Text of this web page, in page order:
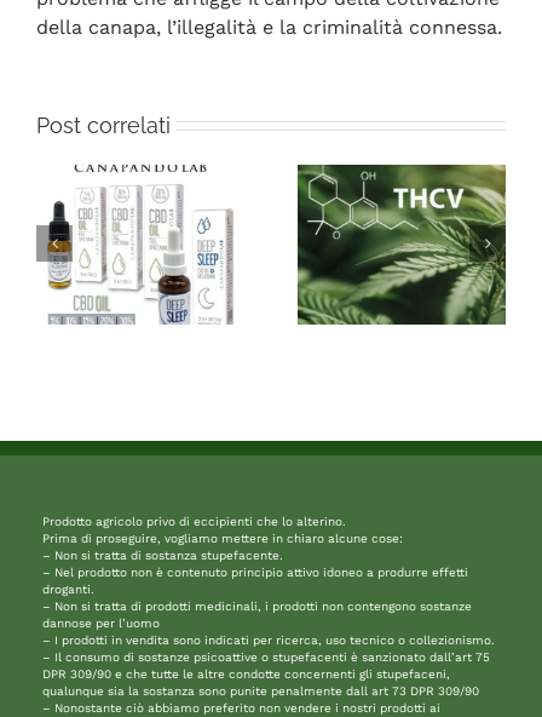
della canapa, l’illegalità e la criminalità connessa.
Post correlati
Prodotto agricolo privo di eccipienti che lo alterino.
Prima di proseguire, vogliamo mettere in chiaro alcune cose:
– Non si tratta di sostanza stupefacente.
– Nel prodotto non è contenuto principio attivo idoneo a produrre effetti
droganti.
– Non si tratta di prodotti medicinali, i prodotti non contengono sostanze
dannose per l’uomo
– I prodotti in vendita sono indicati per ricerca, uso tecnico o collezionismo.
– Il consumo di sostanze psicoattive o stupefacenti è sanzionato dall’art 75
DPR 309/90 e che tutte le altre condotte concernenti gli stupefaceni,
qualunque sia la sostanza sono punite penalmente dall art 73 DPR 309/90
– Nonostante ciò abbiamo preferito non vendere i nostri prodotti ai